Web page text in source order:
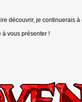
découvrir, je continuerais à
à vous présenter !